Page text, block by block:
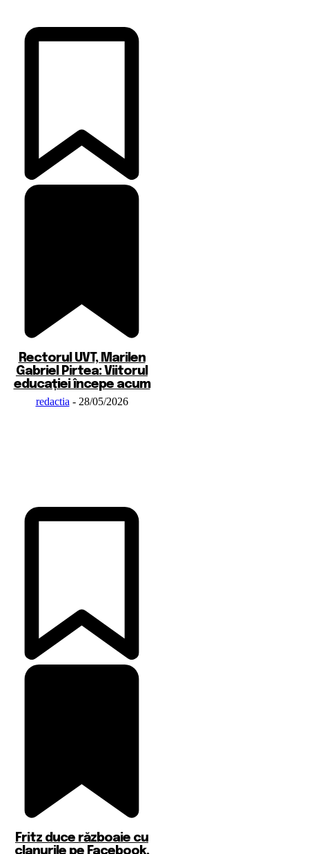
Rectorul UVT, Marilen
Gabriel Pirtea: Viitorul
educației începe acum
redactia - 28/05/2026
Fritz duce războaie cu
clanurile pe Facebook,